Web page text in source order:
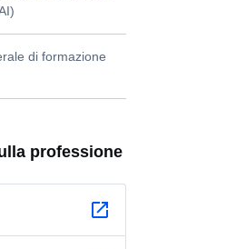
di formazione
professione